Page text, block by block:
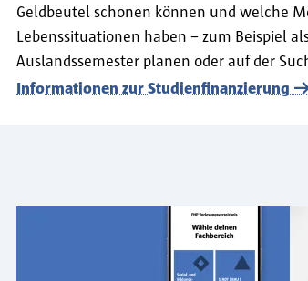
Geldbeutel schonen können und welche
Lebenssituationen haben – zum Beispiel
Auslandssemester planen oder auf der
Informationen zur Studienfinanzierung